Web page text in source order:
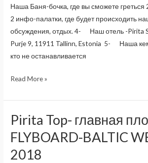
Наша Баня-бочка, где вы сможете
2 инфо-палатки, где будет происходить
обсуждения, отдых. 4- Наш отель -Pirita
Purje 9, 11911 Tallinn, Estonia 5- Наша
кто не останавливается
Карта
Baltic
Weekend
2018
Read More »
Pirita Top- главная
FLYBOARD-BALTIC
2018